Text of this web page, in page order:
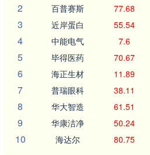
2 百普赛斯 77.68
3 近岸蛋白 55.54
4 中能电气 7.6
5 毕得医药 70.67
6 海正生材 11.89
7 普瑞眼科 38.11
8 华大智造 61.51
9 华康洁净 50.24
10 海达尔 80.75